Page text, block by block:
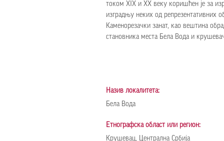
током XIX и XX веку коришћен је за
изградњу неких од репрезентативних
Каменорезачки занат, као вештина
становника места Бела Вода и
Назив локалитета:
Бела Вода
Етнографска област или регион:
Крушевац, Централна Србија